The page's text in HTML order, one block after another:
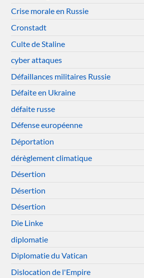
Crise morale en Russie
Cronstadt
Culte de Staline
cyber attaques
Défaillances militaires Russie
Défaite en Ukraine
défaite russe
Défense européenne
Déportation
dérèglement climatique
Désertion
Désertion
Désertion
Die Linke
diplomatie
Diplomatie du Vatican
Dislocation de l'Empire